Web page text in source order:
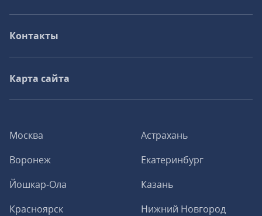
Москва
Астрахань
Воронеж
Екатеринбург
Йошкар-Ола
Казань
Красноярск
Нижний Новгород
Контакты
Карта сайта